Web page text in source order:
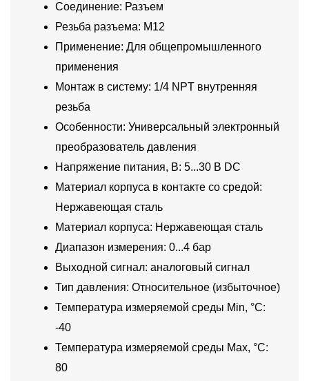
Соединение: Разъем
Резьба разъема: M12
Применение: Для общепромышленного
применения
Монтаж в систему: 1/4 NPT внутренняя
резьба
Особенности: Универсальный электронный
преобразователь давления
Напряжение питания, В: 5...30 В DC
Материал корпуса в контакте со средой:
Нержавеющая сталь
Материал корпуса: Нержавеющая сталь
Диапазон измерения: 0...4 бар
Выходной сигнал: аналоговый сигнал
Тип давления: Относительное (избыточное)
Температура измеряемой среды Min, °C:
-40
Температура измеряемой среды Max, °C:
80